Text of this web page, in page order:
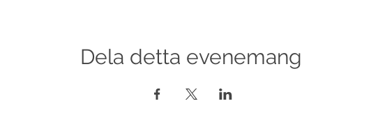
Dela detta evenemang